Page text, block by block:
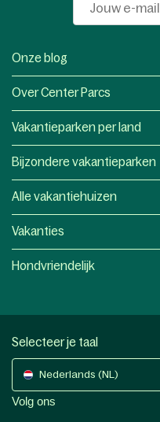
Onze blog
Over Center Parcs
Vakantieparken per land
Bijzondere vakantieparken
Alle vakantiehuizen
Vakanties
Hondvriendelijk
Selecteer je taal
Nederlands (NL)
Volg ons